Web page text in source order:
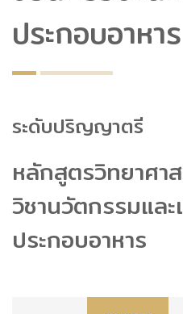
ประกอบอาหาร
ระดับปริญญาตรี
หลักสูตรวิทยาศ
วิชานวัตกรรมและ
ประกอบอาหาร